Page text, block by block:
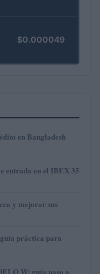
$0.000049
en Bangladesh
entrada en el IBEX 35
y mejorar sus
práctica para
W: guía paso a